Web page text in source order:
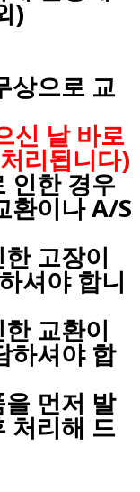
)
상으로 교
신 날 바로
리됩니다)
인한 경우
환이나 A/S
고장이
셔야 합니
교환이
하셔야 합
먼저 발
처리해 드